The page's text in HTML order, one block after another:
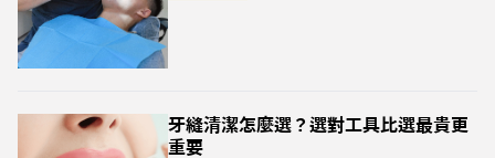
牙縫清潔怎麼選？選對工具比選最貴更
重要